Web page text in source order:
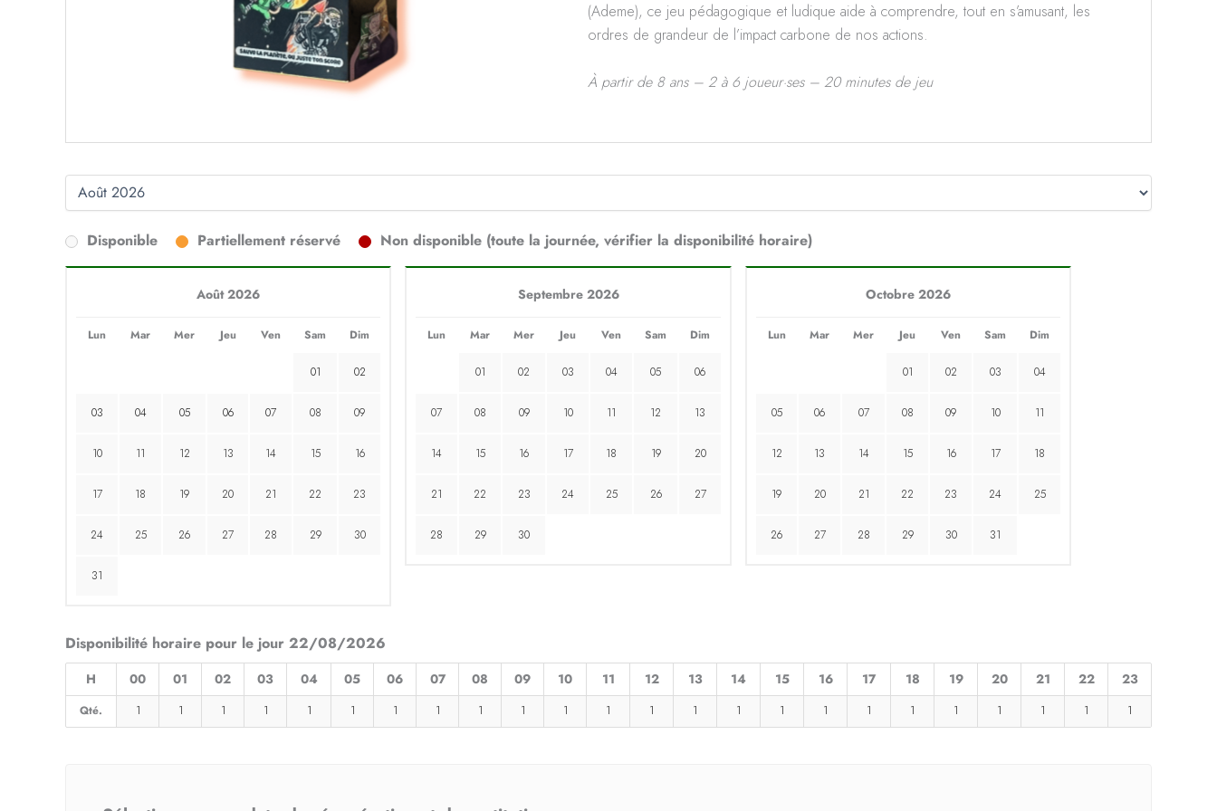
(Ademe), ce jeu pédagogique et ludique aide à comprendre, tout en s’amusant, les
ordres de grandeur de l’impact carbone de nos actions.
À partir de 8 ans – 2 à 6 joueur·ses – 20 minutes de jeu
Disponible Partiellement réservé Non disponible (toute la journée, vérifier la disponibilité horaire)
Août 2026
Lun Mar Mer Jeu Ven Sam Dim
01 02
03 04 05 06 07 08 09
10 11 12 13 14 15 16
17 18 19 20 21 22 23
24 25 26 27 28 29 30
31
Septembre 2026
Lun Mar Mer Jeu Ven Sam Dim
01 02 03 04 05 06
07 08 09 10 11 12 13
14 15 16 17 18 19 20
21 22 23 24 25 26 27
28 29 30
Octobre 2026
Lun Mar Mer Jeu Ven Sam Dim
01 02 03 04
05 06 07 08 09 10 11
12 13 14 15 16 17 18
19 20 21 22 23 24 25
26 27 28 29 30 31
Disponibilité horaire pour le jour 22/08/2026
H 00 01 02 03 04 05 06 07 08 09 10 11 12 13 14 15 16 17 18 19 20 21 22 23
Qté. 1 1 1 1 1 1 1 1 1 1 1 1 1 1 1 1 1 1 1 1 1 1 1 1